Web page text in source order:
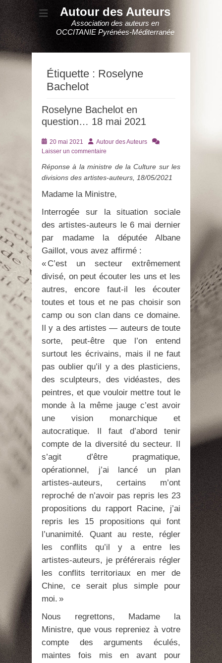
Autour des Auteurs
Association des auteurs en
OCCITANIE Pyrénées-Méditerranée
Étiquette : Roselyne
Bachelot
Roselyne Bachelot en
question… 18 mai 2021
Posté
le
20 mai 2021 AuteurAutour des Auteurs
Laisser un commentaire
Réponse à la ministre de la Culture sur les
divisions des artistes-auteurs, 18/05/2021
Madame la Ministre,
Interrogée sur la situation sociale
des artistes-auteurs le 6 mai dernier
par madame la députée Albane
Gaillot, vous avez affirmé :
« C’est un secteur extrêmement
divisé, on peut écouter les uns et les
autres, encore faut-il les écouter
toutes et tous et ne pas choisir son
camp ou son clan dans ce domaine.
Il y a des artistes — auteurs de toute
sorte, peut-être que l’on entend
surtout les écrivains, mais il ne faut
pas oublier qu’il y a des plasticiens,
des sculpteurs, des vidéastes, des
peintres, et que vouloir mettre tout le
monde à la même jauge c’est avoir
une vision monarchique et
autocratique. Il faut d’abord tenir
compte de la diversité du secteur. Il
s’agit d’être pragmatique,
opérationnel, j’ai lancé un plan
artistes-auteurs, certains m’ont
reproché de n’avoir pas repris les 23
propositions du rapport Racine, j’ai
repris les 15 propositions qui font
l’unanimité. Quant au reste, régler
les conflits qu’il y a entre les
artistes-auteurs, je préférerais régler
les conflits territoriaux en mer de
Chine, ce serait plus simple pour
moi. »
Nous regrettons, Madame la
Ministre, que vous repreniez à votre
compte des arguments éculés,
maintes fois mis en avant pour